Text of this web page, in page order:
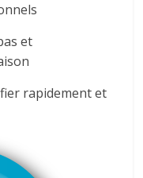
et
rapidement et